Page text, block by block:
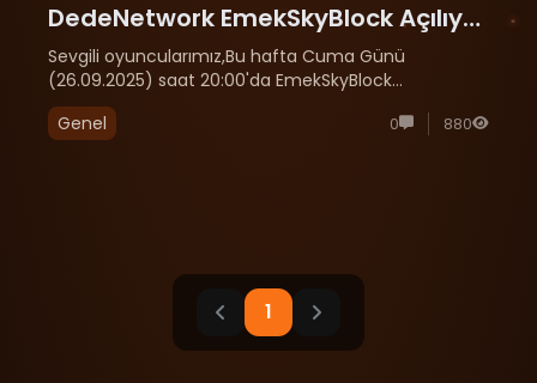
DedeNetwork EmekSkyBlock Açılıyor
!
Sevgili oyuncularımız,Bu hafta Cuma Günü
(26.09.2025) saat 20:00'da EmekSkyBlock
sunucumuzu sizlerle buluşturacak olmanın
mutluluğunu yaşıyoruz! ⛏️ Emek tabanlı, dengeli
Genel 0 880
1